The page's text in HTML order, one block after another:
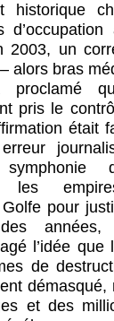
historique
d’occupation
2003, un
alors bras
proclamé
pris le
était
les
pour
l’idée que
de
et des